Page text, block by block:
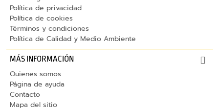
P
u
e
r
t
o
s
H
u
Política de privacidad
Política de cookies
Términos y condiciones
Política de Calidad y Medio Ambiente
MÁS INFORMACIÓN
Quienes somos
Página de ayuda
Contacto
Mapa del sitio